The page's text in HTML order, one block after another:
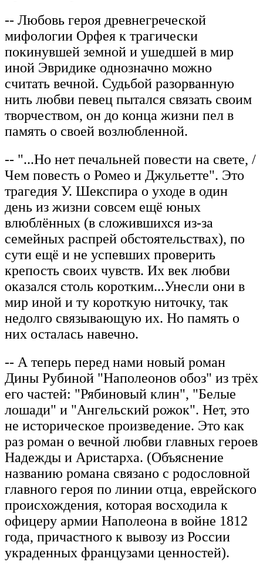
-- Любовь героя древнегреческой
мифологии Орфея к трагически
покинувшей земной и ушедшей в мир
иной Эвридике однозначно можно
считать вечной. Судьбой разорванную
нить любви певец пытался связать своим
творчеством, он до конца жизни пел в
память о своей возлюбленной.
-- "...Но нет печальней повести на свете, /
Чем повесть о Ромео и Джульетте". Это
трагедия У. Шекспира о уходе в один
день из жизни совсем ещё юных
влюблённых (в сложившихся из-за
семейных распрей обстоятельствах), по
сути ещё и не успевших проверить
крепость своих чувств. Их век любви
оказался столь коротким...Унесли они в
мир иной и ту короткую ниточку, так
недолго связывающую их. Но память о
них осталась навечно.
-- А теперь перед нами новый роман
Дины Рубиной "Наполеонов обоз" из трёх
его частей: "Рябиновый клин", "Белые
лошади" и "Ангельский рожок". Нет, это
не историческое произведение. Это как
раз роман о вечной любви главных героев
Надежды и Аристарха. (Объяснение
названию романа связано с родословной
главного героя по линии отца, еврейского
происхождения, которая восходила к
офицеру армии Наполеона в войне 1812
года, причастного к вывозу из России
украденных французами ценностей).